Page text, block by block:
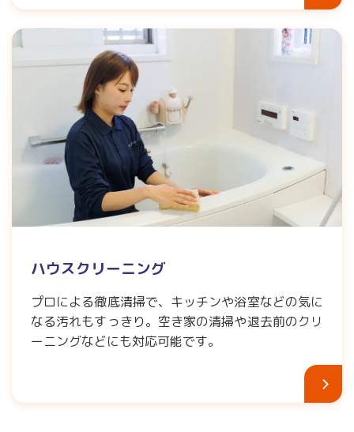
ハウスクリーニング
プロによる徹底清掃で、キッチンや浴室などの気に
なる汚れもすっきり。空き家の清掃や退去前のクリ
ーニングなどにも対応可能です。